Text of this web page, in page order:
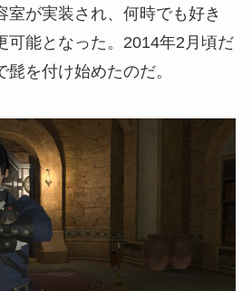
が実装され、何時でも好き
可能となった。2014年2月頃だ
を付け始めたのだ。